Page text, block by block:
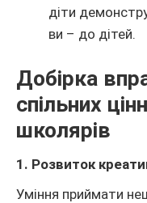
діти
ви – до дітей.
Добірка
спільних
школярів
1. Розвиток
Уміння приймати